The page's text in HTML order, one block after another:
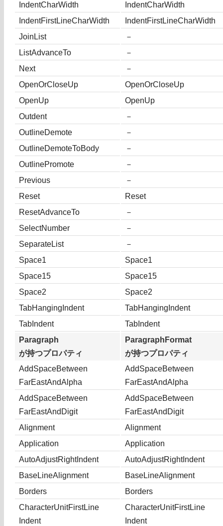
IndentCharWidth
IndentCharWidth
IndentFirstLineCharWidth
IndentFirstLineCharWidth
JoinList
－
ListAdvanceTo
－
Next
－
OpenOrCloseUp
OpenOrCloseUp
OpenUp
OpenUp
Outdent
－
OutlineDemote
－
OutlineDemoteToBody
－
OutlinePromote
－
Previous
－
Reset
Reset
ResetAdvanceTo
－
SelectNumber
－
SeparateList
－
Space1
Space1
Space15
Space15
Space2
Space2
TabHangingIndent
TabHangingIndent
TabIndent
TabIndent
Paragraph
が持つプロパティ
ParagraphFormat
が持つプロパティ
AddSpaceBetween
FarEastAndAlpha
AddSpaceBetween
FarEastAndAlpha
AddSpaceBetween
FarEastAndDigit
AddSpaceBetween
FarEastAndDigit
Alignment
Alignment
Application
Application
AutoAdjustRightIndent
AutoAdjustRightIndent
BaseLineAlignment
BaseLineAlignment
Borders
Borders
CharacterUnitFirstLine
Indent
CharacterUnitFirstLine
Indent